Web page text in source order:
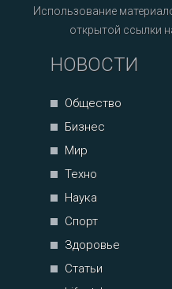
Использование
открытой ссылки
НОВОСТИ
Общество
Бизнес
Мир
Техно
Наука
Спорт
Здоровье
Статьи